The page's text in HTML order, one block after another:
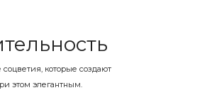
которые создают
этом элегантным.